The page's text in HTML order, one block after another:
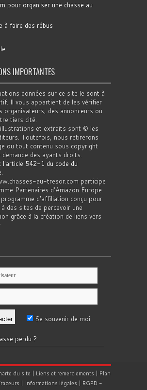
pour organiser une chasse au
à faire des rébus
IMPORTANTES
données sur ce site le sont à
Il vous appartient de les vérifier
organisateurs, des annonceurs ou
tiers cité.
illustrations et extraits sont © les
Toutefois, nous retirerons
ou tout contenu sous copyright
demande des ayants droits.
l'article 542-1 du code du
.
au-tresor.com participe
Partenaires d’Amazon Europe
programme d’affiliation conçu pour
des sites de percevoir une
grâce à la création de liens vers
Se souvenir de moi
perdu ?
du site | Liens et remerciements | Plan
| Informations légales | RGPD -